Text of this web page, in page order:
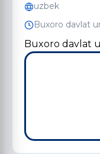
uzbek
Buxoro davlat
Buxoro davlat